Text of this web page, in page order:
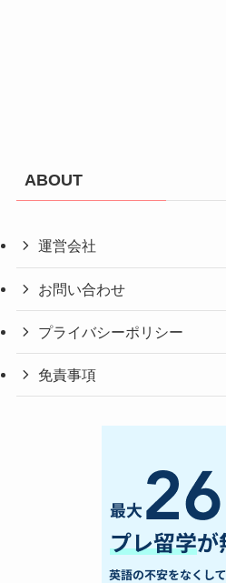
ABOUT
運営会社
お問い合わせ
プライバシーポリシー
免責事項